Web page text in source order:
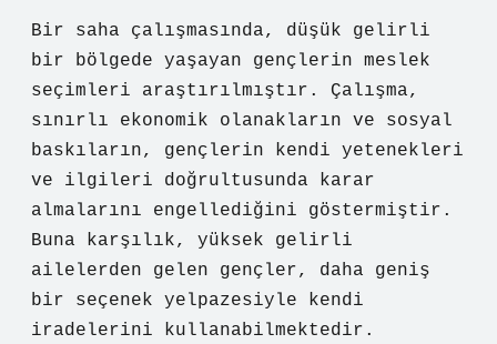
Bir saha çalışmasında, düşük gelirli
bir bölgede yaşayan gençlerin meslek
seçimleri araştırılmıştır. Çalışma,
sınırlı ekonomik olanakların ve sosyal
baskıların, gençlerin kendi yetenekleri
ve ilgileri doğrultusunda karar
almalarını engellediğini göstermiştir.
Buna karşılık, yüksek gelirli
ailelerden gelen gençler, daha geniş
bir seçenek yelpazesiyle kendi
iradelerini kullanabilmektedir.